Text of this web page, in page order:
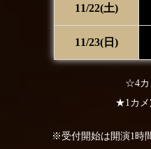
11/22(土)
11/23(日)
☆4カ
★1カメ
※受付開始は開演1時